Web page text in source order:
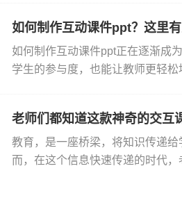
如何制作互动课件ppt？这里
如何制作互动课件ppt正在逐渐成
学生的参与度，也能让教师更轻
老师们都知道这款神奇的交互
教育，是一座桥梁，将知识传递
而，在这个信息快速传递的时代